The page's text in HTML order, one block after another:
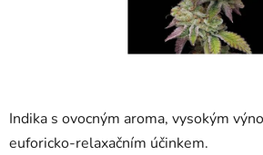
Indika s ovocným aroma, vysokým
euforicko-relaxačním účinkem.